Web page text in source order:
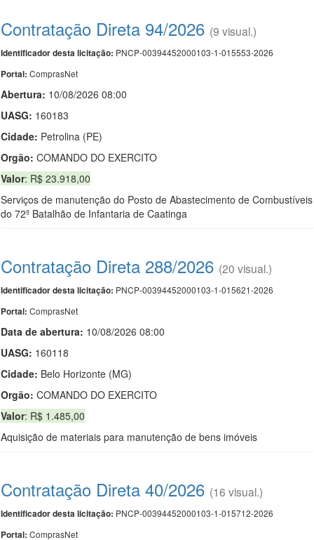
Contratação Direta 94/2026 (9 visual.)
Identificador desta licitação: PNCP-00394452000103-1-015553-2026
Portal: ComprasNet
Abertura: 10/08/2026 08:00
UASG: 160183
Cidade: Petrolina (PE)
Orgão: COMANDO DO EXERCITO
Valor: R$ 23.918,00
Serviços de manutenção do Posto de Abastecimento de Combustíveis
do 72º Batalhão de Infantaria de Caatinga
Contratação Direta 288/2026 (20 visual.)
Identificador desta licitação: PNCP-00394452000103-1-015621-2026
Portal: ComprasNet
Data de abertura: 10/08/2026 08:00
UASG: 160118
Cidade: Belo Horizonte (MG)
Orgão: COMANDO DO EXERCITO
Valor: R$ 1.485,00
Aquisição de materiais para manutenção de bens imóveis
Contratação Direta 40/2026 (16 visual.)
Identificador desta licitação: PNCP-00394452000103-1-015712-2026
Portal: ComprasNet